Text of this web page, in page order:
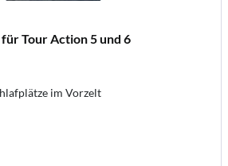
Tour Action 5 und 6
im Vorzelt